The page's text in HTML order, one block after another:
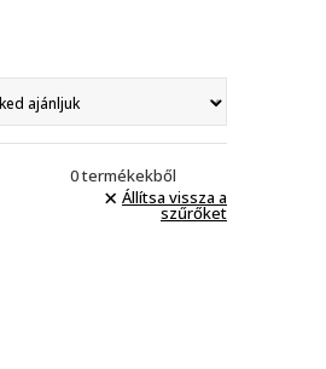
0termékekből
Állítsa vissza a
szűrőket